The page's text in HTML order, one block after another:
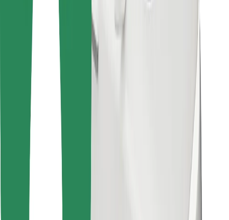
Sigurnost
Zatraži vožnju i putuj kroz nekoliko minuta!
Preuzmi aplikaciju Bolt
Pronađi svoje najdraže jelo!
Preuzmi aplikaciju Bolt Food